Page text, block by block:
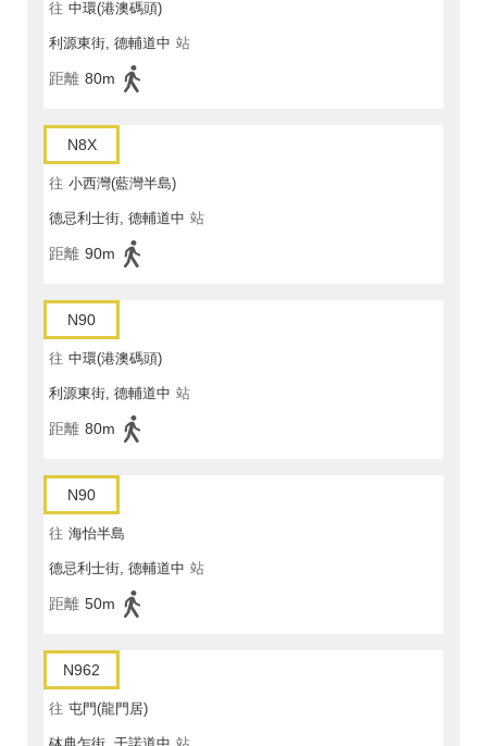
往 中環(港澳碼頭)
利源東街, 德輔道中 站
距離 80m
N8X
往 小西灣(藍灣半島)
德忌利士街, 德輔道中 站
距離 90m
N90
往 中環(港澳碼頭)
利源東街, 德輔道中 站
距離 80m
N90
往 海怡半島
德忌利士街, 德輔道中 站
距離 50m
N962
往 屯門(龍門居)